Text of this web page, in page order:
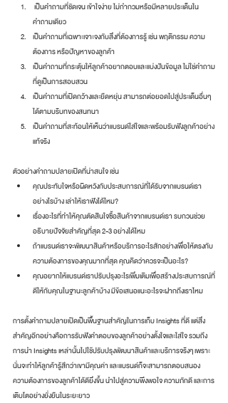
คำถามเดียว
เป็นคำถามที่เฉพาะเจาะจงกับสิ่งที่ต้องการรู้ เช่น พฤติกรรม ความ
ต้องการ หรือปัญหาของลูกค้า
เป็นคำถามที่กระตุ้นให้ลูกค้าอยากตอบและแบ่งปันข้อมูล ไม่ใช่คำถาม
ที่ดูเป็นการสอบสวน
เป็นคำถามที่เปิดกว้างและยืดหยุ่น สามารถต่อยอดไปสู่ประเด็นอื่นๆ
ได้ตามบริบทของสนทนา
เป็นคำถามที่สะท้อนให้เห็นว่าแบรนด์ใส่ใจและพร้อมรับฟังลูกค้าอย่าง
แท้จริง
ตัวอย่างคำถามปลายเปิดที่น่าสนใจ เช่น
คุณประทับใจหรือผิดหวังกับประสบการณ์ที่ได้รับจากแบรนด์เรา
อย่างไรบ้าง เล่าให้เราฟังได้ไหม?
เรื่องอะไรที่ทำให้คุณตัดสินใจซื้อสินค้าจากแบรนด์เรา รบกวนช่วย
อธิบายปัจจัยสำคัญที่สุด 2-3 อย่างได้ไหม
ถ้าแบรนด์เราจะพัฒนาสินค้าหรือบริการอะไรสักอย่างเพื่อให้ตรงกับ
ความต้องการของคุณมากที่สุด คุณคิดว่าควรจะเป็นอะไร?
คุณอยากให้แบรนด์เราปรับปรุงอะไรเพิ่มเติมเพื่อสร้างประสบการณ์ที่
ดีให้กับคุณในฐานะลูกค้าบ้าง มีข้อเสนอแนะอะไรจะฝากถึงเราไหม
การตั้งคำถามปลายเปิดเป็นพื้นฐานสำคัญในการเก็บ Insights ที่ดี แต่สิ่ง
สำคัญอีกอย่างคือการรับฟังคำตอบของลูกค้าอย่างตั้งใจและใส่ใจ รวมถึง
การนำ Insights เหล่านั้นไปใช้ปรับปรุงพัฒนาสินค้าและบริการจริงๆ เพราะ
นั่นจะทำให้ลูกค้ารู้สึกว่าเขามีคุณค่า และแบรนด์ก็จะสามารถตอบสนอง
ความต้องการของลูกค้าได้ดียิ่งขึ้น นำไปสู่ความพึงพอใจ ความภักดี และการ
เติบโตอย่างยั่งยืนในระยะยาว